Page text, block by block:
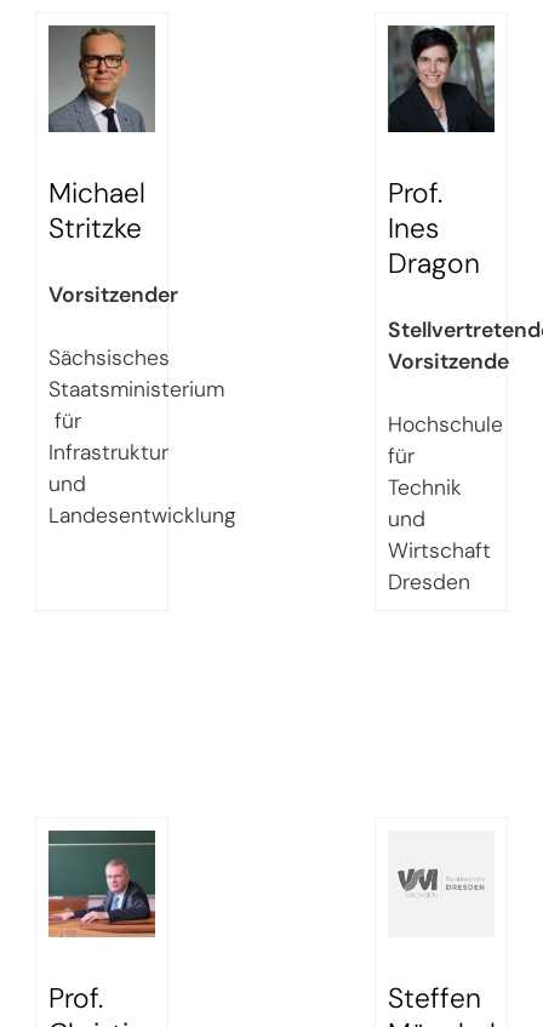
Michael
Stritzke
Vorsitzender
Sächsisches
Staatsministerium
für
Infrastruktur
und
Landesentwicklung
Prof.
Ines
Dragon
Vorsitzende
Hochschule
für
Technik
und
Wirtschaft
Dresden
Prof.
Steffen